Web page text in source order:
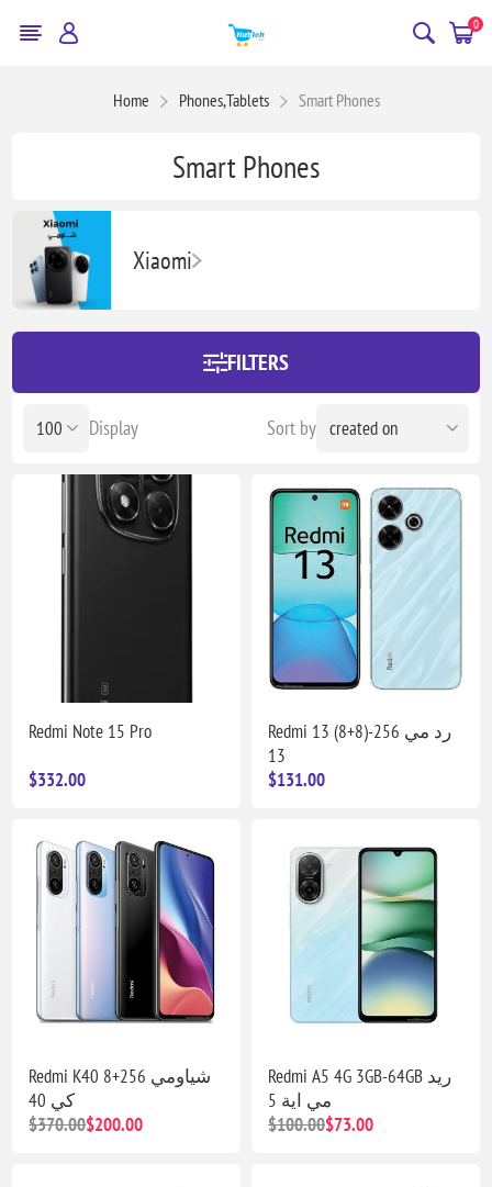
0
Home Phones,Tablets Smart Phones
Smart Phones
Xiaomi
FILTERS
Sort by
Display
Redmi Note 15 Pro
$332.00
Redmi 13 (8+8)-256 رد مي
13
$131.00
Redmi K40 8+256 شياومي
كي 40
$370.00$200.00
Redmi A5 4G 3GB-64GB ريد
مي اية 5
$100.00$73.00